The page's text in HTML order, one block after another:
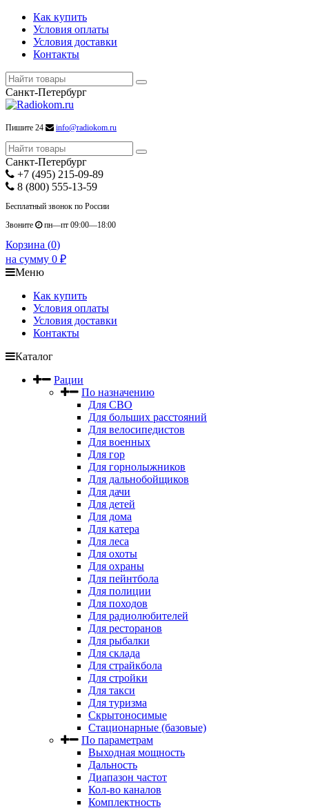
Как купить
Условия оплаты
Условия доставки
Контакты
Санкт-Петербург
Пишите 24 info@radiokom.ru
Санкт-Петербург
+7 (495) 215-09-89
8 (800) 555-13-59
Бесплатный звонок по России
Звоните
пн—пт 09:00—18:00
Корзина (0)
на сумму 0 ₽
Меню
Как купить
Условия оплаты
Условия доставки
Контакты
Каталог
Рации
По назначению
Для СВО
Для больших расстояний
Для велосипедистов
Для военных
Для гор
Для горнолыжников
Для дальнобойщиков
Для дачи
Для детей
Для дома
Для катера
Для леса
Для охоты
Для охраны
Для пейнтбола
Для полиции
Для походов
Для радиолюбителей
Для ресторанов
Для рыбалки
Для склада
Для страйкбола
Для стройки
Для такси
Для туризма
Скрытоносимые
Стационарные (базовые)
По параметрам
Выходная мощность
Дальность
Диапазон частот
Кол-во каналов
Комплектность